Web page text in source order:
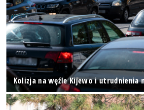
Kolizja na węźle Kijewo i utrudnienia